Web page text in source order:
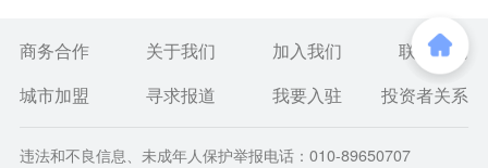
商务合作 关于我们 加入我们
联系我们
城市加盟
寻求报道 我要入驻 投资者关系
违法和不良信息、未成年人保护举报电话：010-89650707